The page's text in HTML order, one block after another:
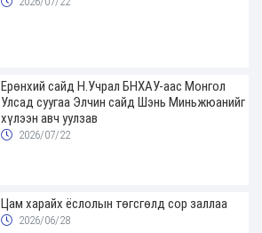
Ерөнхий сайд Н.Учрал БНХАУ-аас Монгол
Улсад суугаа Элчин сайд Шэнь Миньжюанийг
хүлээн авч уулзав
2026/07/22
Цам харайх ёслолын төгсгөлд сор заллаа
2026/06/28